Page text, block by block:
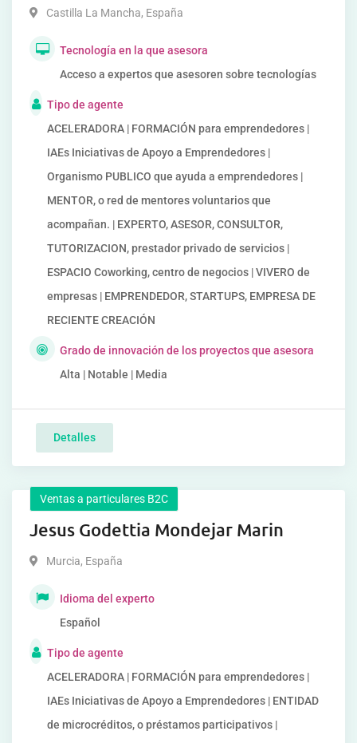
Castilla La Mancha, España
Tecnología en la que asesora
Acceso a expertos que asesoren sobre tecnologías
Tipo de agente
ACELERADORA | FORMACIÓN para emprendedores |
IAEs Iniciativas de Apoyo a Emprendedores |
Organismo PUBLICO que ayuda a emprendedores |
MENTOR, o red de mentores voluntarios que
acompañan. | EXPERTO, ASESOR, CONSULTOR,
TUTORIZACION, prestador privado de servicios |
ESPACIO Coworking, centro de negocios | VIVERO de
empresas | EMPRENDEDOR, STARTUPS, EMPRESA DE
RECIENTE CREACIÓN
Grado de innovación de los proyectos que asesora
Alta | Notable | Media
Detalles
Ventas a particulares B2C
Jesus Godettia Mondejar Marin
Murcia, España
Idioma del experto
Español
Tipo de agente
ACELERADORA | FORMACIÓN para emprendedores |
IAEs Iniciativas de Apoyo a Emprendedores | ENTIDAD
de microcréditos, o préstamos participativos |